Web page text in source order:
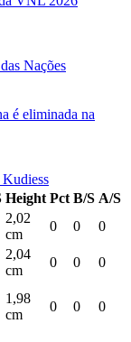
Nações
é eliminada na
Kudiess
Height Pct B/S A/S
2,02
cm
0 0 0
2,04
cm
0 0 0
1,98
cm
0 0 0